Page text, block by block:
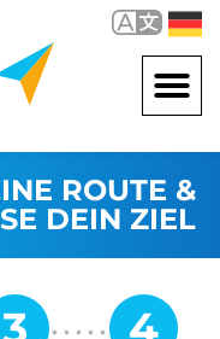
ROUTE &
DEIN ZIEL